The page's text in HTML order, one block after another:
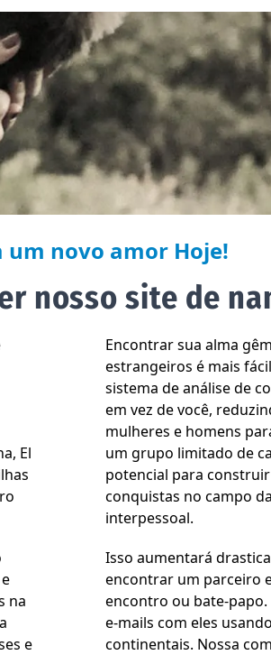
um novo amor Hoje!
nosso site de
El
na
e
Encontrar sua alma
estrangeiros é mais
sistema de análise de
em vez de você,
mulheres e homens
um grupo limitado de
potencial para
conquistas no campo
interpessoal.
Isso aumentará
encontrar um parceiro
encontro ou bate-
e-mails com eles
continentais. Nossa